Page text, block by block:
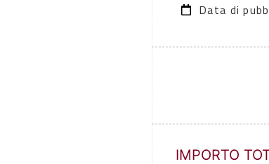
Data di
IMPORTO